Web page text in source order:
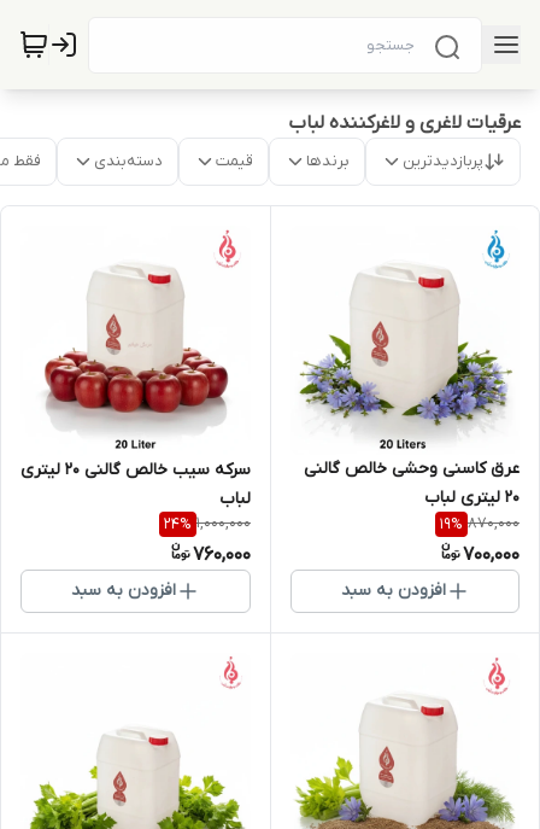
عرقیات لاغری و لاغرکننده لباب
پربازدیدترین برندها قیمت دسته‌بندی فقط
عرق کاسنی وحشی خالص گالنی
۲۰ لیتری لباب
870,000
19%
700,000
افزودن به سبد
سرکه سیب خالص گالنی 20 لیتری
لباب
1,000,000
24%
760,000
افزودن به سبد